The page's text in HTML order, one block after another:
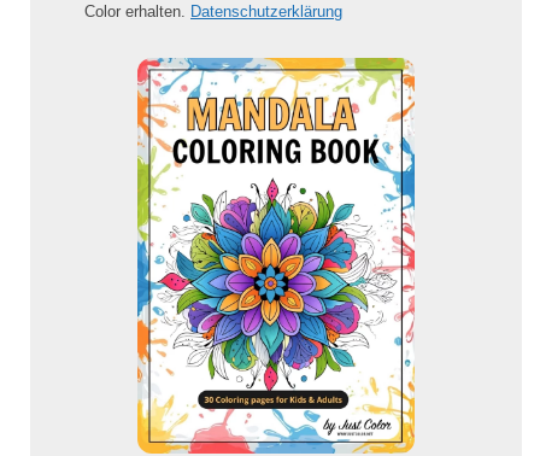
Color erhalten. Datenschutzerklärung